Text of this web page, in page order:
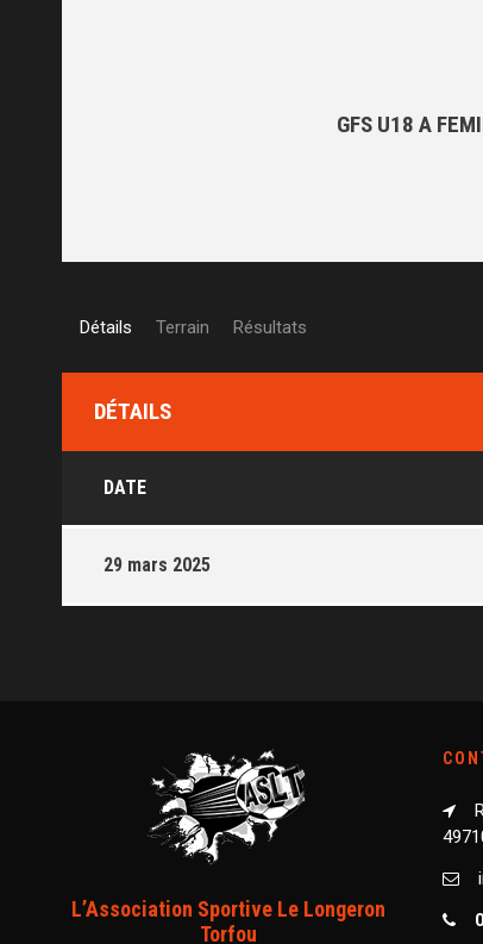
GFS U18 A
Détails Terrain Résultats
DÉTAILS
DATE
29 mars 2025
L’Association Sportive Le Longeron
Torfou